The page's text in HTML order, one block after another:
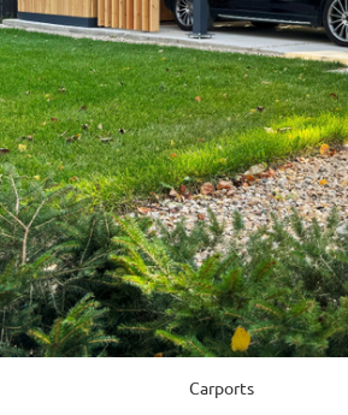
Сarports